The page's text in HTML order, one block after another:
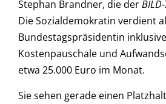
Stephan Brandner, die derBILD
Die Sozialdemokratin verdient
Bundestagspräsidentin
Kostenpauschale und
etwa 25.000 Euro im Monat.
Sie sehen gerade einen